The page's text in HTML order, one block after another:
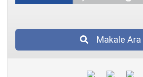
Makale Ara